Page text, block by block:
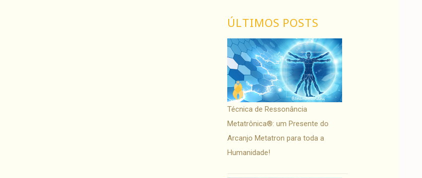
ÚLTIMOS POSTS
Técnica de Ressonância
Metatrônica®: um Presente do
Arcanjo Metatron para toda a
Humanidade!